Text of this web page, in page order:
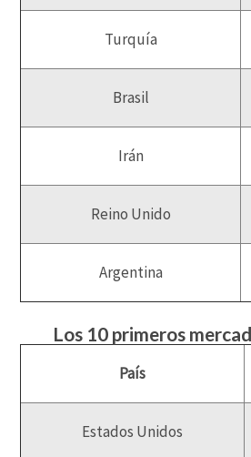
Turquía
Brasil
Irán
Reino Unido
Argentina
Los 10 primeros
País
Estados Unidos